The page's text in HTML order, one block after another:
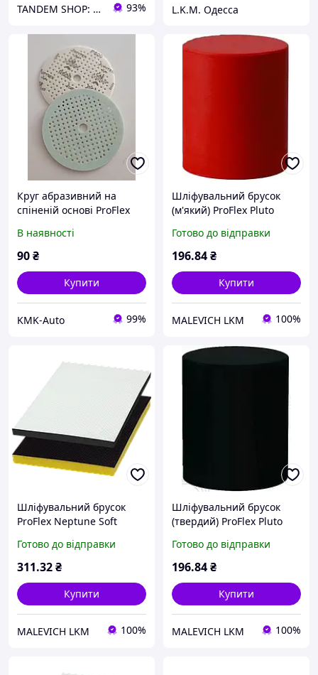
TANDEM SHOP: Автотовари та багато іншого! Безкоштовна доставка від 7000 грн! 93% L.K.M. Одесса
Круг абразивний на
спіненій основі ProFlex
В наявності
90₴
Купити
KMK-Auto 99%
Шліфувальний брусок
(м'який) ProFlex Pluto
SYSTEM
Готово до відправки
196.84₴
Купити
MALEVICH LKM 100%
Шліфувальний брусок
ProFlex Neptune Soft
Готово до відправки
311.32₴
Купити
MALEVICH LKM 100%
Шліфувальний брусок
(твердий) ProFlex Pluto
SYSTEM
Готово до відправки
196.84₴
Купити
MALEVICH LKM 100%